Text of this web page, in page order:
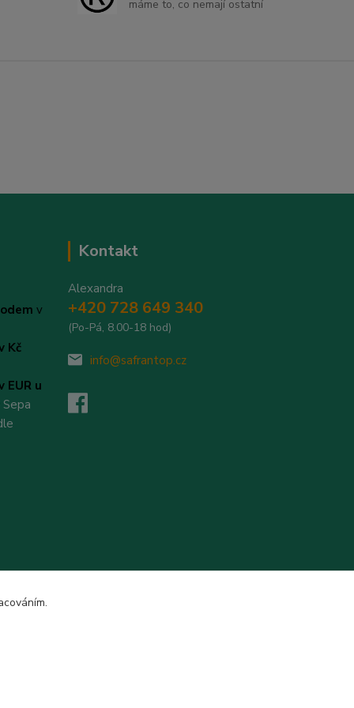
máme to, co nemají ostatní
v
Kč
EUR u
Kontakt
Alexandra
+420 728 649 340
(Po-Pá, 8.00-18 hod)
info@safrantop.cz